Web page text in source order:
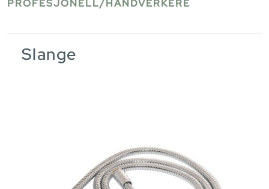
PROFESJONELL/HÅNDVERKERE
Slange